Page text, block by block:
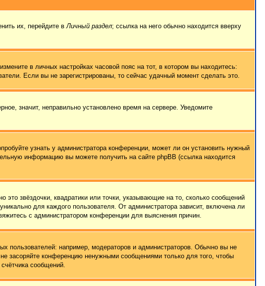
их, перейдите вЛичный раздел; ссылка на него обычно находится вверху
в личных настройках часовой пояс на тот, в котором вы находитесь:
Если вы не зарегистрированы, то сейчас удачный момент сделать это.
значит, неправильно установлено время на сервере. Уведомите
узнать у администратора конференции, может ли он установить нужный
информацию вы можете получить на сайте phpBB (ссылка находится
звёздочки, квадратики или точки, указывающие на то, сколько сообщений
для каждого пользователя. От администратора зависит, включена ли
с администратором конференции для выяснения причин.
пользователей: например, модераторов и администраторов. Обычно вы не
засоряйте конференцию ненужными сообщениями только для того, чтобы
сообщений.